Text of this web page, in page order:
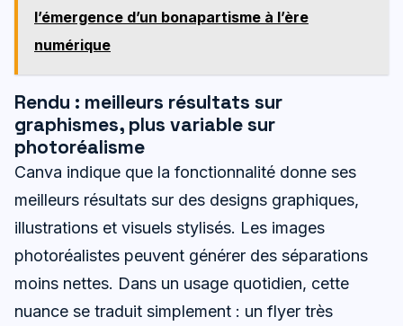
l’émergence d’un bonapartisme à l’ère
numérique
Rendu : meilleurs résultats sur
graphismes, plus variable sur
photoréalisme
Canva indique que la fonctionnalité donne ses
meilleurs résultats sur des designs graphiques,
illustrations et visuels stylisés. Les images
photoréalistes peuvent générer des séparations
moins nettes. Dans un usage quotidien, cette
nuance se traduit simplement : un flyer très